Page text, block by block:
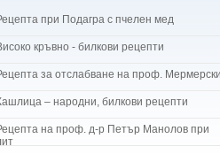
при Подагра с пчелен мед
кръвно - билкови рецепти
за отслабване на проф. Мермерски
– народни, билкови рецепти
на проф. д-р Петър Манолов при